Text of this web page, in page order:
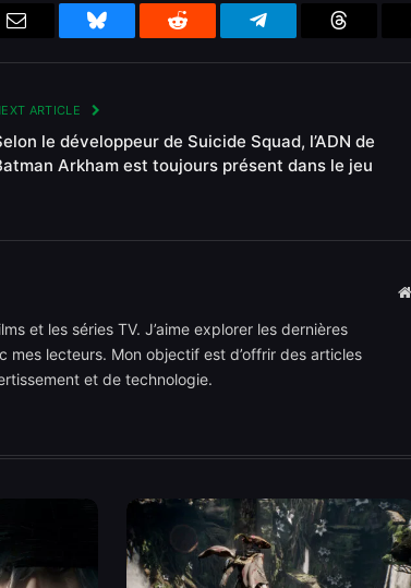
Email Bluesky Reddit Telegram
ARTICLE
le développeur de Suicide Squad, l’ADN de
Arkham est toujours présent dans le jeu
et les séries TV. J’aime explorer les dernières
lecteurs. Mon objectif est d’offrir des articles
et de technologie.